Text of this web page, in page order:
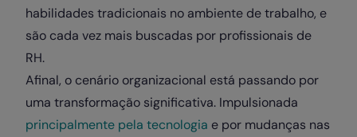
habilidades tradicionais no ambiente de trabalho, e
são cada vez mais buscadas por profissionais de
RH.
Afinal, o cenário organizacional está passando por
uma transformação significativa. Impulsionada
principalmente pela tecnologia e por mudanças nas